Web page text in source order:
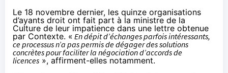
Le 18 novembre dernier, les quinze organisations
d’ayants droit ont fait part à la ministre de la
Culture de leur impatience dans une lettre obtenue
par Contexte. « En dépit d’échanges parfois intéressants,
ce processus n’a pas permis de dégager des solutions
concrètes pour faciliter la négociation d’accords de
licences », affirment-elles notamment.